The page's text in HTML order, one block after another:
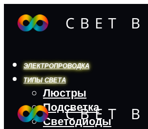
ЭЛЕКТРОПРОВОДКА
ТИПЫ СВЕТА
Люстры
Подсветка
Светодиоды